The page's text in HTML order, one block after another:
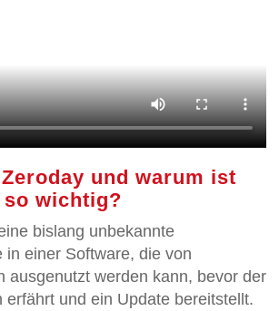
und warum ist
so wichtig?
bislang unbekannte
in einer Software, die von
ausgenutzt werden kann, bevor der
erfährt und ein Update bereitstellt.